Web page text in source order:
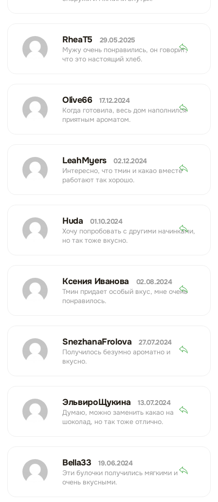
RheaT5
29.05.2025
Мужу очень понравились, он говорит,
что это настоящий хлеб.
Olive66
17.12.2024
Когда готовила, весь дом наполнился
приятным ароматом.
LeahMyers
02.12.2024
Интересно, что тмин и какао вместе
работают так хорошо.
Huda
01.10.2024
Хочу попробовать с другими начинками,
но так тоже вкусно.
Ксения Иванова
02.08.2024
Тмин придает особый вкус, мне очень
понравилось.
SnezhanaFrolova
27.07.2024
Получилось безумно ароматно и
вкусно.
ЭльвироЩукина
13.07.2024
Думаю, можно заменить какао на
шоколад, но так тоже отлично.
Bella33
19.06.2024
Эти булочки получились мягкими и
очень вкусными.